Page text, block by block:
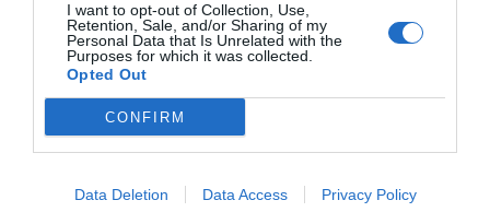
I want to opt-out of Collection, Use,
Retention, Sale, and/or Sharing of my
Personal Data that Is Unrelated with the
Purposes for which it was collected.
Opted Out
CONFIRM
Data Deletion Data Access Privacy Policy